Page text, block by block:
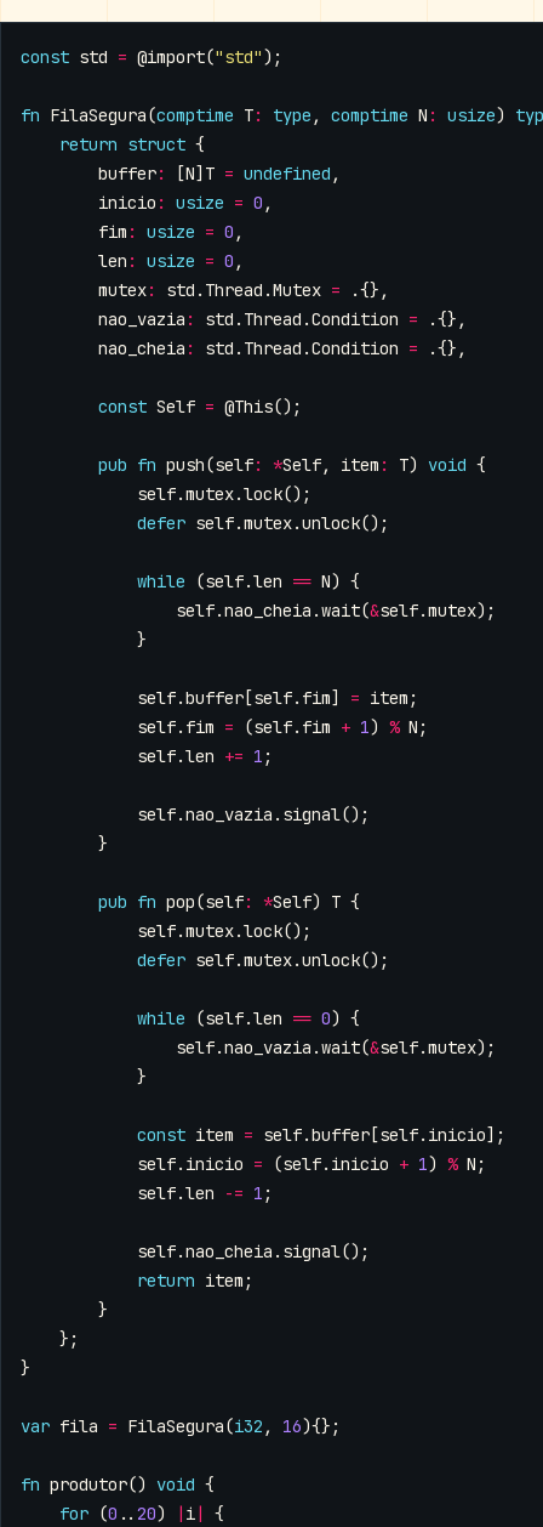
const std = @import("std" );
fn FilaSegura(comptime T: type , comptime N : usize)
return struct {
buffer: [N] T = undefined ,
inicio : usize = 0 ,
fim : usize = 0 ,
len : usize = 0 ,
mutex: std . Thread .Mutex =
.{},
nao_vazia : std . Thread .Condition =
.{},
nao_cheia : std . Thread .Condition = .{},
const Self = @This();
pub fn push(self: *Self, item : T) void {
self.mutex.lock();
defer self.mutex.unlock();
while (self.len == N) {
self.nao_cheia .wait(&self.mutex);
}
self.buffer [self. fim] = item ;
self. fim = (self. fim + 1) % N ;
self.len += 1 ;
self.nao_vazia . signal();
}
pub fn pop(self: *Self) T {
self.mutex.lock();
defer self.mutex.unlock();
while (self.len == 0) {
self.nao_vazia .wait(&self.mutex);
}
const item = self.buffer [self. inicio];
self. inicio = (self. inicio + 1) % N ;
self.len -= 1 ;
self.nao_cheia . signal();
return item ;
}
};
}
var fila = FilaSegura(i32 , 16){};
fn produtor() void {
for (0 .. 20) i
{